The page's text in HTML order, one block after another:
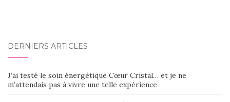
DERNIERS ARTICLES
J’ai testé le soin énergétique Cœur Cristal… et je ne
m’attendais pas à vivre une telle expérience